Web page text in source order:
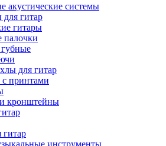
акустические системы
для гитар
гитары
палочки
для гитар
принтами
кронштейны
инструменты